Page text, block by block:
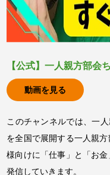
【公式】一人親方部会
動画を見る
このチャンネルでは、一
を全国で展開する一人親
様向けに「仕事」と「お
発信していきます。